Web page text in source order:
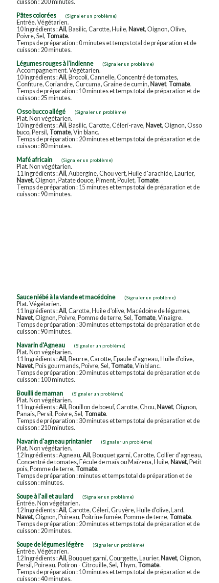
cuisson : 200 minutes.
Pâtes colorées
(Signaler un problème)
Entrée. Végétarien.
10 Ingrédients :Ail , Basilic, Carotte, Huile, Navet, Oignon, Olive,
Poivre, Sel, Tomate.
Temps de préparation : 0 minutes et temps total de préparation et de
cuisson : 20 minutes.
Légumes rouges à l'indienne
(Signaler un problème)
Accompagnement. Végétarien.
10 Ingrédients :Ail , Brocoli, Cannelle, Concentré de tomates,
Confiture, Coriandre, Curcuma, Graine de cumin, Navet, Tomate.
Temps de préparation : 10 minutes et temps total de préparation et de
cuisson : 25 minutes.
Osso bucco allégé
(Signaler un problème)
Plat. Non végétarien.
10 Ingrédients :Ail , Basilic, Carotte, Céleri-rave, Navet, Oignon, Osso
buco, Persil, Tomate, Vin blanc.
Temps de préparation : 20 minutes et temps total de préparation et de
cuisson : 80 minutes.
Mafé africain
(Signaler un problème)
Plat. Non végétarien.
11 Ingrédients :Ail , Aubergine, Chou vert, Huile d'arachide, Laurier,
Navet, Oignon, Patate douce, Piment, Poulet, Tomate.
Temps de préparation : 15 minutes et temps total de préparation et de
cuisson : 90 minutes.
Sauce niébé à la viande et macédoine (Signaler un problème)
Plat. Végétarien.
11 Ingrédients :Ail , Carotte, Huile d'olive, Macédoine de légumes,
Navet, Oignon, Poivre, Pomme de terre, Sel, Tomate, Vinaigre.
Temps de préparation : 30 minutes et temps total de préparation et de
cuisson : 90 minutes.
Navarin d'Agneau
(Signaler un problème)
Plat. Non végétarien.
11 Ingrédients :Ail , Beurre, Carotte, Epaule d'agneau, Huile d'olive,
Navet, Pois gourmands, Poivre, Sel, Tomate, Vin blanc.
Temps de préparation : 20 minutes et temps total de préparation et de
cuisson : 100 minutes.
Bouilli de maman
(Signaler un problème)
Plat. Non végétarien.
11 Ingrédients :Ail , Bouillon de boeuf, Carotte, Chou, Navet, Oignon,
Panais, Persil, Poivre, Sel, Tomate.
Temps de préparation : 30 minutes et temps total de préparation et de
cuisson : 210 minutes.
Navarin d'agneau printanier
(Signaler un problème)
Plat. Non végétarien.
12 Ingrédients : Agneau, Ail , Bouquet garni, Carotte, Collier d'agneau,
Concentré de tomates, Fécule de maïs ou Maïzena, Huile, Navet, Petit
pois, Pomme de terre, Tomate.
Temps de préparation : minutes et temps total de préparation et de
cuisson : minutes.
Soupe à l'ail et au lard
(Signaler un problème)
Entrée. Non végétarien.
12 Ingrédients :Ail , Carotte, Céleri, Gruyère, Huile d'olive, Lard,
Navet, Oignon, Poireau, Poitrine fumée, Pomme de terre, Tomate.
Temps de préparation : 20 minutes et temps total de préparation et de
cuisson : 20 minutes.
Soupe de légumes légère
(Signaler un problème)
Entrée. Végétarien.
12 Ingrédients :Ail , Bouquet garni, Courgette, Laurier, Navet, Oignon,
Persil, Poireau, Potiron - Citrouille, Sel, Thym, Tomate.
Temps de préparation : 10 minutes et temps total de préparation et de
cuisson : 40 minutes.